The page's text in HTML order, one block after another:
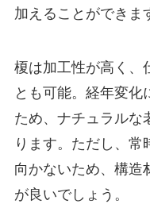
加えることができま
榎は加工性が高く、
とも可能。経年変
ため、ナチュラルな
ります。ただし、
向かないため、構造
が良いでしょう。